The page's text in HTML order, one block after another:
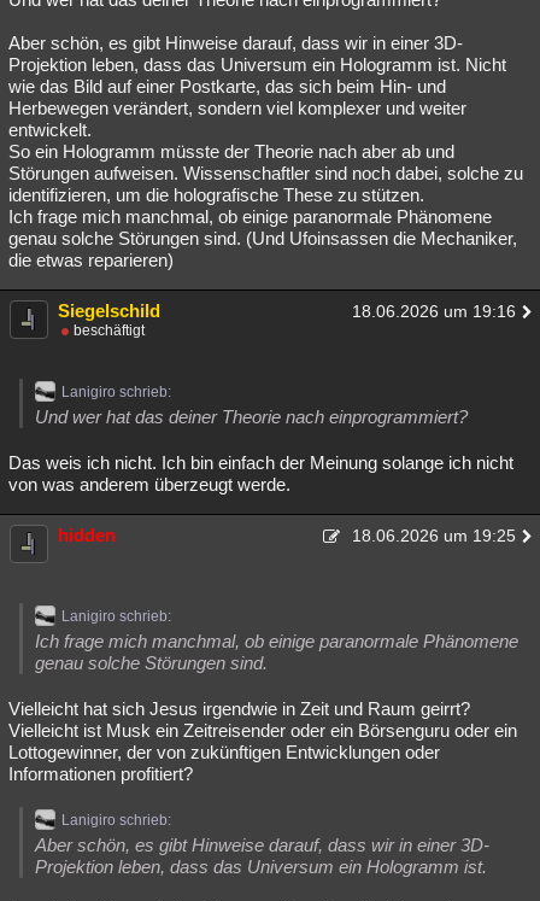
Aber schön, es gibt Hinweise darauf, dass wir in einer 3D-
Projektion leben, dass das Universum ein Hologramm ist. Nicht
wie das Bild auf einer Postkarte, das sich beim Hin- und
Herbewegen verändert, sondern viel komplexer und weiter
entwickelt.
So ein Hologramm müsste der Theorie nach aber ab und
Störungen aufweisen. Wissenschaftler sind noch dabei, solche zu
identifizieren, um die holografische These zu stützen.
Ich frage mich manchmal, ob einige paranormale Phänomene
genau solche Störungen sind. (Und Ufoinsassen die Mechaniker,
die etwas reparieren)
Siegelschild 18.06.2026 um 19:16
beschäftigt
Lanigiro schrieb:
Und wer hat das deiner Theorie nach einprogrammiert?
Das weis ich nicht. Ich bin einfach der Meinung solange ich nicht
von was anderem überzeugt werde.
hidden 18.06.2026 um 19:25
Lanigiro schrieb:
Ich frage mich manchmal, ob einige paranormale Phänomene
genau solche Störungen sind.
Vielleicht hat sich Jesus irgendwie in Zeit und Raum geirrt?
Vielleicht ist Musk ein Zeitreisender oder ein Börsenguru oder ein
Lottogewinner, der von zukünftigen Entwicklungen oder
Informationen profitiert?
Lanigiro schrieb:
Aber schön, es gibt Hinweise darauf, dass wir in einer 3D-
Projektion leben, dass das Universum ein Hologramm ist.